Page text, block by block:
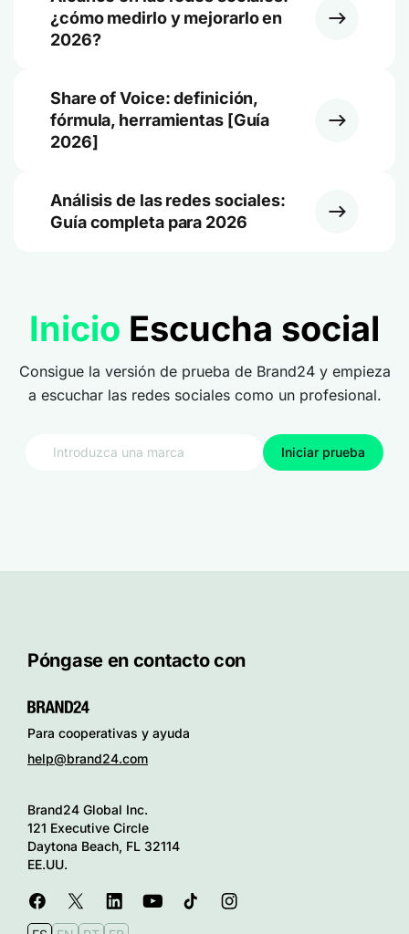
¿cómo medirlo y mejorarlo en
2026?
Share of Voice: definición,
fórmula, herramientas [Guía
2026]
Análisis de las redes sociales:
Guía completa para 2026
Inicio Escucha social
Consigue la versión de prueba de Brand24 y empieza
a escuchar las redes sociales como un profesional.
Iniciar prueba
Póngase en contacto con
Para cooperativas y ayuda
help@brand24.com
Brand24 Global Inc.
121 Executive Circle
Daytona Beach, FL 32114
EE.UU.